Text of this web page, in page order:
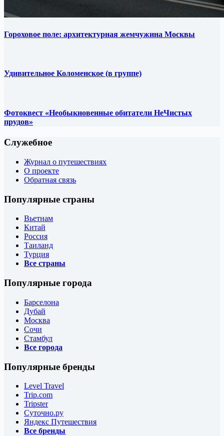
Гороховое поле: архитектурная жемчужина Москвы
Удивительное Коломенское (в группе)
Фотоквест «Необыкновенные обитатели НеЧистых
прудов»
Служебное
Журнал о путешествиях
О проекте
Обратная связь
Популярные страны
Вьетнам
Китай
Россия
Таиланд
Турция
Все страны
Популярные города
Барселона
Дубай
Москва
Сочи
Стамбул
Все города
Популярные бренды
Level Travel
Trip.com
Tripster
Суточно.ру
Яндекс Путешествия
Все бренды